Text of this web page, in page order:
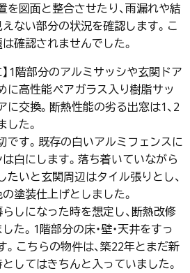
を図面と整合させたり、雨漏れや結
ない部分の状況を確認します。こ
確認されませんでした。
1階部分のアルミサッシや玄関ドア
に高性能ペアガラス入り樹脂サッ
交換。断熱性能の劣る出窓は1、2
た。
です。既存の白いアルミフェンスに
白にします。落ち着いていながら
いと玄関周辺はタイル張りとし、
塗装仕上げとしました。
しになった時を想定し、断熱改修
た。1階部分の床・壁・天井をすっ
こちらの物件は、築22年とまだ新
してはきちんと入っていました。